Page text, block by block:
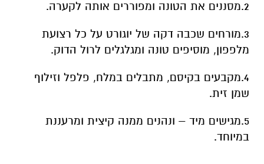
שמן זית.
במיוחד.
הצעת הגשה: